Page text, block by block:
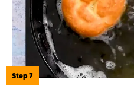
Step 7